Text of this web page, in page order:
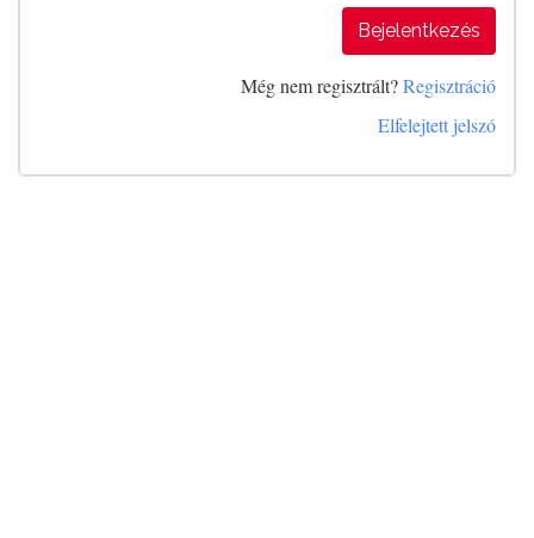
Bejelentkezés
Még nem regisztrált?Regisztráció
Elfelejtett jelszó